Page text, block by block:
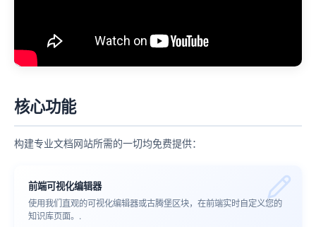
核心功能
构建专业文档网站所需的一切均免费提供：
前端可视化编辑器
使用我们直观的可视化编辑器或古腾堡区块，在前端实时自定义您的
知识库页面。.